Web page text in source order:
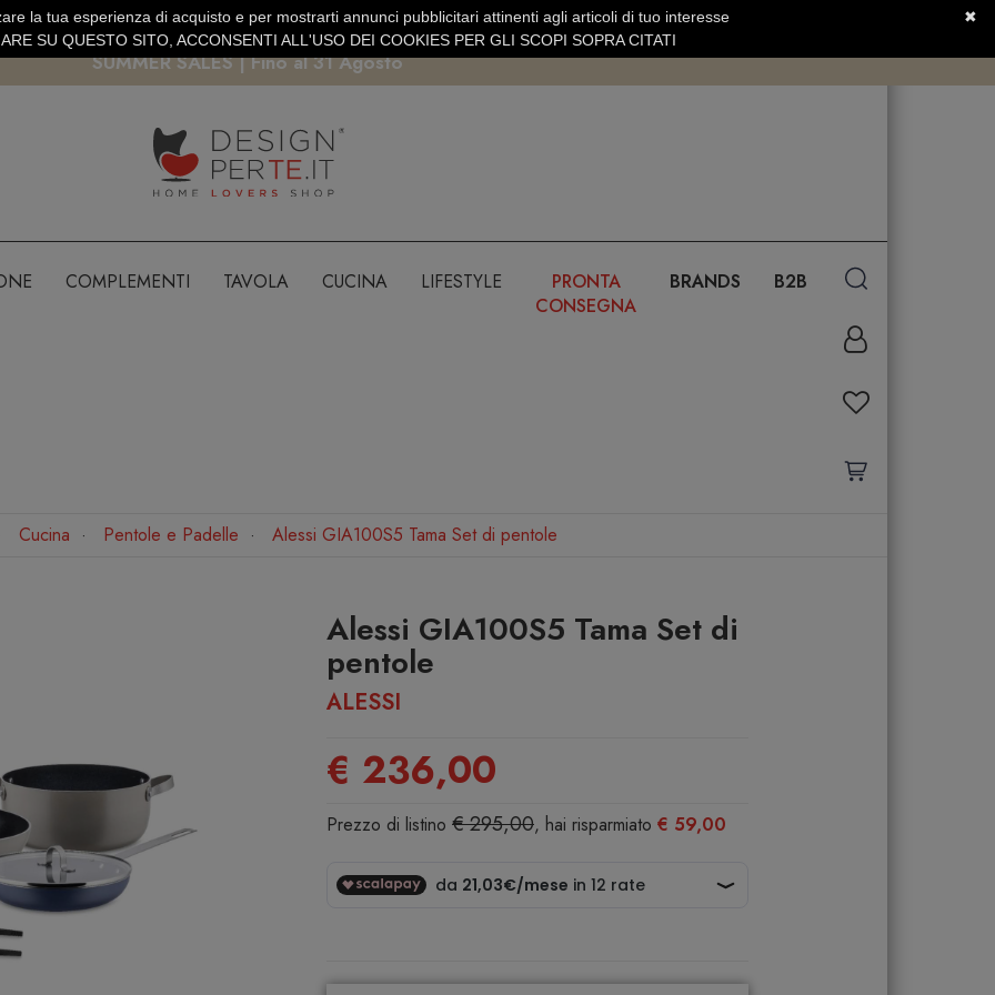
PAGAMENTO SICURO PAYPAL · CARTA DI CREDITO SERVIZIO CLIENTI +39.0773.470.562
SUMMER SALES | Fino al 31 Agosto
COMPLEMENTI TAVOLA CUCINA LIFESTYLE
PRONTA
CONSEGNA
BRANDS B2B
Cucina Pentole e Padelle Alessi GIA100S5 Tama Set di pentole
Alessi GIA100S5 Tama Set di
pentole
ALESSI
€ 236,00
Prezzo di listino € 295,00, hai risparmiato € 59,00
✖
la tua esperienza di acquisto e per mostrarti annunci pubblicitari attinenti agli articoli di tuo interesse
SU QUESTO SITO, ACCONSENTI ALL'USO DEI COOKIES PER GLI SCOPI SOPRA CITATI